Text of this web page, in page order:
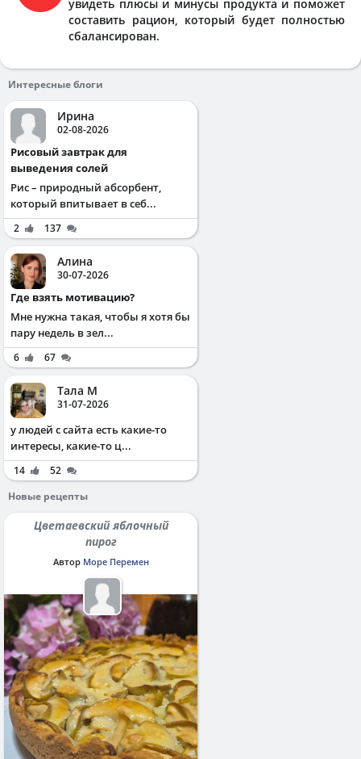
увидеть плюсы и минусы продукта и поможет
составить рацион, который будет полностью
сбалансирован.
Интересные блоги
Ирина
02-08-2026
Рисовый завтрак для
выведения солей
Рис – природный абсорбент,
который впитывает в себ...
2 137
Алина
30-07-2026
Где взять мотивацию?
Мне нужна такая, чтобы я хотя бы
пару недель в зел...
6 67
Тала М
31-07-2026
у людей с сайта есть какие-то
интересы, какие-то ц...
14
52
Новые рецепты
Цветаевский яблочный
пирог
Автор Море Перемен